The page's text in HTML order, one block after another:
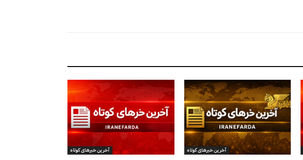
آخرین خبرهای کوتاه آخرین خبرهای کوتاه